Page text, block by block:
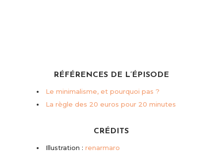
RÉFÉRENCES DE L’ÉPISODE
Le minimalisme, et pourquoi pas ?
La règle des 20 euros pour 20 minutes
CRÉDITS
Illustration : renarmaro